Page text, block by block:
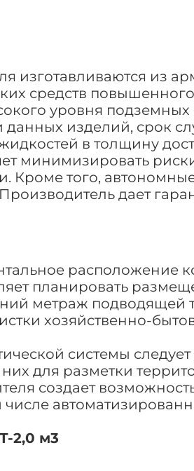
изготавливаются из
средств
уровня подземных
изделий, срок
в толщину
минимизировать
Кроме того,
дает
расположение
планировать
метраж подводящей
хозяйственно-
системы
для разметки
создает
2,0 м3